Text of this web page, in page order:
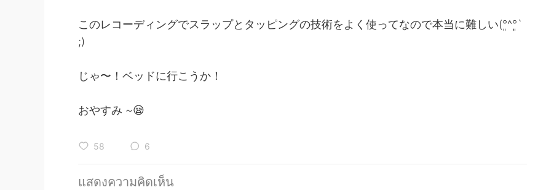
このレコーディングでスラップとタッピングの技術をよく使ってなので本当に難しい(°͈^°͈`
;)
じゃ〜！ベッドに行こうか！
おやすみ ~😪
58 6
แสดงความคิดเห็น